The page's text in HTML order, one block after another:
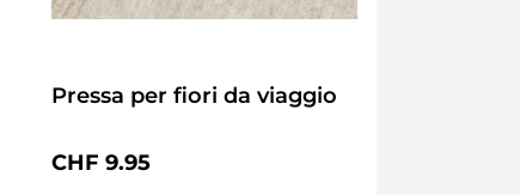
Pressa per fiori da viaggio
Prezzo normale:
CHF 9.95